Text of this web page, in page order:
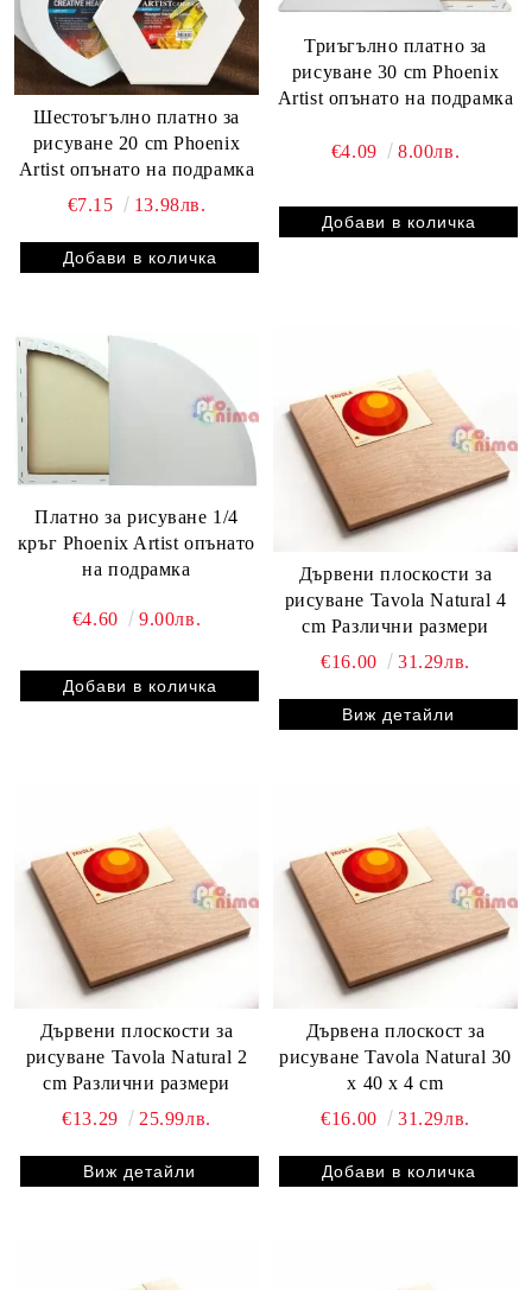
Шестоъгълно платно за
рисуване 20 cm Phoenix
Artist опънато на подрамка
€7.15
13.98лв.
Триъгълно платно за
рисуване 30 cm Phoenix
Artist опънато на подрамка
€4.09 8.00лв.
Платно за рисуване 1/4
кръг Phoenix Artist опънато
на подрамка
€4.60 9.00лв.
Дървени плоскости за
рисуване Tavola Natural 4
cm Различни размери
€16.00
31.29лв.
Виж детайли
Дървени плоскости за
рисуване Tavola Natural 2
cm Различни размери
€13.29
25.99лв.
Виж детайли
Дървена плоскост за
рисуване Tavola Natural 30
x 40 x 4 cm
€16.00
31.29лв.